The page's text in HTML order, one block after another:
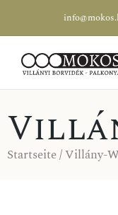
Startseite/Villány-